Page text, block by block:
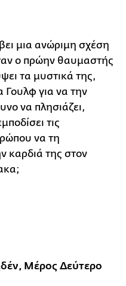
μια ανώριμη σχέση
ο πρώην θαυμαστής
τα μυστικά της,
Γουλφ για να την
να πλησιάζει,
τις
να τη
καρδιά της στον
Μέρος Δεύτερο